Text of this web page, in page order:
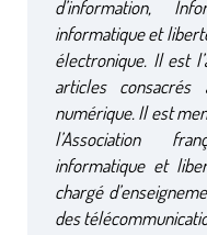
d’information,
informatique et
électronique. Il est
articles
numérique. Il est
l’Association
informatique et
chargé
des